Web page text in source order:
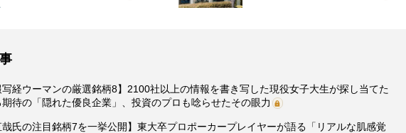
写経ウーマンの厳選銘柄8】2100社以上の情報を書き写した現役女子大生が探し当てた
待の「隠れた優良企業」、投資のプロも唸らせたその眼力
哉氏の注目銘柄7を一挙公開】東大卒プロポーカープレイヤーが語る「リアルな肌感覚